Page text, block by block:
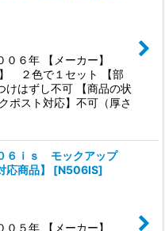
６年 【メーカー】
２色で１セット 【部
はずし不可 【商品の状
スト対応】不可（厚さ
６ｉｓ モックアップ
応商品】
[N506IS]
５年 【メーカー】